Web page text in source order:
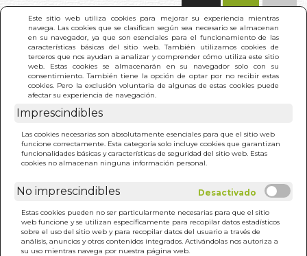
Este sitio web utiliza cookies para mejorar su experiencia mientras
navega. Las cookies que se clasifican según sea necesario se almacenan
en su navegador, ya que son esenciales para el funcionamiento de las
características básicas del sitio web. También utilizamos cookies de
terceros que nos ayudan a analizar y comprender cómo utiliza este sitio
web. Estas cookies se almacenarán en su navegador solo con su
consentimiento. También tiene la opción de optar por no recibir estas
cookies. Pero la exclusión voluntaria de algunas de estas cookies puede
afectar su experiencia de navegación.
Imprescindibles
Las cookies necesarias son absolutamente esenciales para que el sitio web
funcione correctamente. Esta categoría solo incluye cookies que garantizan
funcionalidades básicas y características de seguridad del sitio web. Estas
cookies no almacenan ninguna información personal.
No imprescindibles
Estas cookies pueden no ser particularmente necesarias para que el sitio
web funcione y se utilizan específicamente para recopilar datos estadísticos
sobre el uso del sitio web y para recopilar datos del usuario a través de
análisis, anuncios y otros contenidos integrados. Activándolas nos autoriza a
su uso mientras navega por nuestra página web.
INICIO >
DAWN. LOS